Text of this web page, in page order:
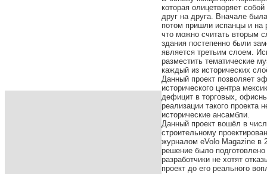
которая олицетворяет
друг на друга. Вначале
потом пришли испанцы и на
что можно считать вторым
здания постепенно были
является третьим слоем.
разместить тематические
каждый из исторических
Данный проект позволяет
исторического центра
дефицит в торговых,
реализации такого
исторические ансамбли.
Данный проект вошёл в
строительному
журналом eVolo Magazine в
решение было
разработчики не хотят
проект до его реального